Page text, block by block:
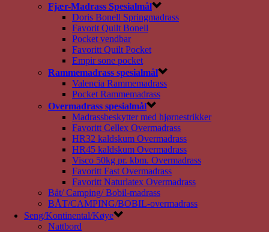
Fjær-Madrass Spesialmål
Doris Bonell Springmadrass
Favorit Quilt Bonell
Pocket vendbar
Favoritt Quilt Pocket
Empir sone pocket
Rammemadrass spesialmål
Valencia Rammemadrass
Pocket Rammemadrass
Overmadrass spesialmål
Madrassbeskytter med hjørnestrikker
Favoritt Cellex Overmadrass
HR32 kaldskum Overmadrass
HR45 kaldskum Overmadrass
Visco 50kg pr. kbm. Overmadrass
Favoritt Fast Overmadrass
Favoritt Naturlatex Overmadrass
Båt/ Camping/ Bobil-madrass
BÅT/CAMPING/BOBIL-overmadrass
Seng/Kontinental/Køye
Nattbord